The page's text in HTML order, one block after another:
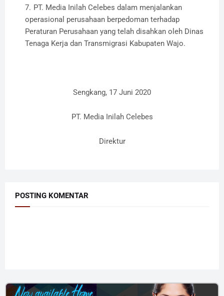
PT. Media Inilah Celebes dalam menjalankan
operasional perusahaan berpedoman terhadap
Peraturan Perusahaan yang telah disahkan oleh Dinas
Tenaga Kerja dan Transmigrasi Kabupaten Wajo.
Sengkang, 17 Juni 2020
PT. Media Inilah Celebes
Direktur
POSTING KOMENTAR